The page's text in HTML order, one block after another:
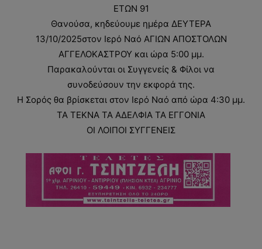
ΕΤΩΝ 91
Θανούσα, κηδεύουμε ημέρα ΔΕΥΤΕΡΑ
13/10/2025στον Ιερό Ναό ΑΓΙΩΝ ΑΠΟΣΤΟΛΩΝ
ΑΓΓΕΛΟΚΑΣΤΡΟΥ και ώρα 5:00 μμ.
Παρακαλούνται οι Συγγενείς & Φίλοι να
συνοδεύσουν την εκφορά της.
Η Σορός θα βρίσκεται στον Ιερό Ναό από ώρα 4:30 μμ.
ΤΑ ΤΕΚΝΑ ΤΑ ΑΔΕΛΦΙΑ ΤΑ ΕΓΓΟΝΙΑ
ΟΙ ΛΟΙΠΟΙ ΣΥΓΓΕΝΕΙΣ